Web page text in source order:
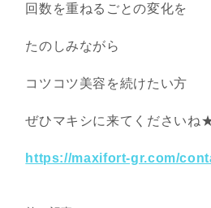
回数を重ねるごとの変化を
たのしみながら
コツコツ美容を続けたい方
ぜひマキシに来てくださいね
https://maxifort-gr.com/